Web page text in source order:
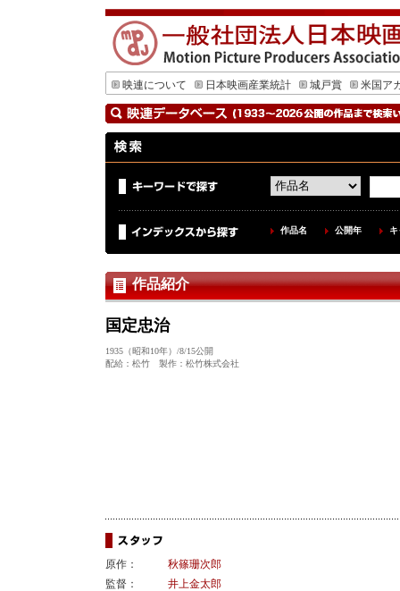
映連について 日本映画産業統計 城戸賞 米国ア
作品名 公開年
作品紹介
国定忠治
1935（昭和10年）/8/15公開
配給：松竹 製作：松竹株式会社
原作：
秋篠珊次郎
監督：
井上金太郎